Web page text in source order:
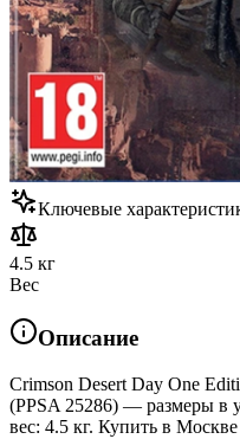
Ключевые
4.5 кг
Вес
Описание
Crimson Desert Day One
(PPSA 25286) — размеры в
вес: 4.5 кг. Купить в